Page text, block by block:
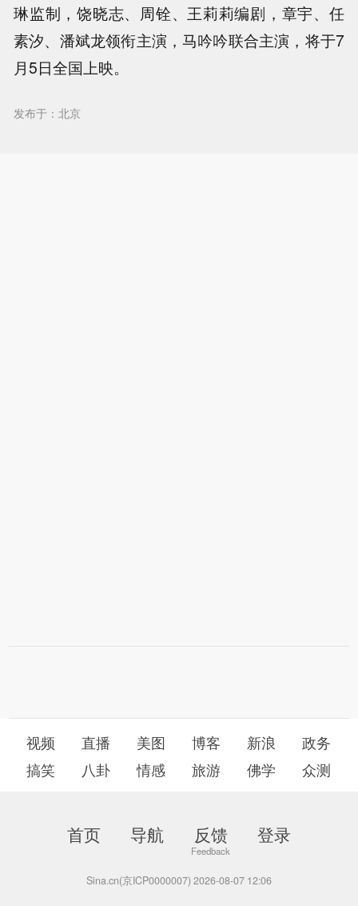
琳监制，饶晓志、周铨、王莉莉编剧，章宇、任
素汐、潘斌龙领衔主演，马吟吟联合主演，将于7
月5日全国上映。
发布于：北京
视频 直播 美图 博客 新浪
政务
搞笑
八卦 情感 旅游 佛学 众测
首页 导航 反馈 登录
Sina.cn(京ICP0000007) 2026-08-07 12:06